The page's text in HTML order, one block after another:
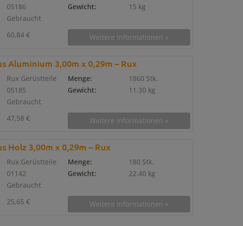
05186 Gewicht:
15 kg
Gebraucht
60,84 € Weitere Informationen »
Aluminium 3,00m x 0,29m – Rux
Rux Gerüstteile Menge:
1860 Stk.
05185 Gewicht:
11.30 kg
Gebraucht
47,58 € Weitere Informationen »
Holz 3,00m x 0,29m – Rux
Rux Gerüstteile Menge:
180 Stk.
01142 Gewicht:
22.40 kg
Gebraucht
25,65 € Weitere Informationen »